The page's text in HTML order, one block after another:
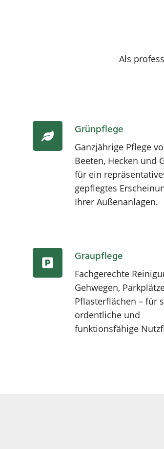
Als
Grünpflege
Ganzjährige Pflege
Beeten, Hecken und
für ein
gepflegtes
Ihrer Außenanlagen.
Graupflege
Fachgerechte
Gehwegen,
Pflasterflächen – für
ordentliche und
funktionsfähige